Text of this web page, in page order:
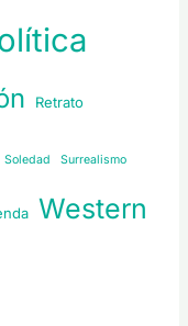
Retrato
Soledad Surrealismo
Western